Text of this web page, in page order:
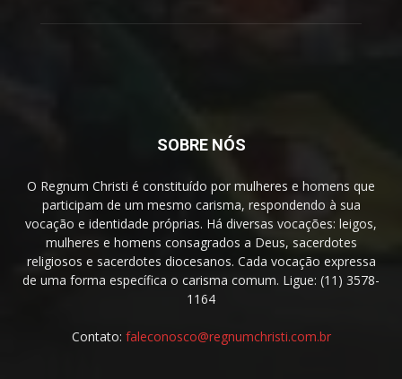
SOBRE NÓS
O Regnum Christi é constituído por mulheres e homens que
participam de um mesmo carisma, respondendo à sua
vocação e identidade próprias. Há diversas vocações: leigos,
mulheres e homens consagrados a Deus, sacerdotes
religiosos e sacerdotes diocesanos. Cada vocação expressa
de uma forma específica o carisma comum. Ligue: (11) 3578-
1164
Contato: faleconosco@regnumchristi.com.br